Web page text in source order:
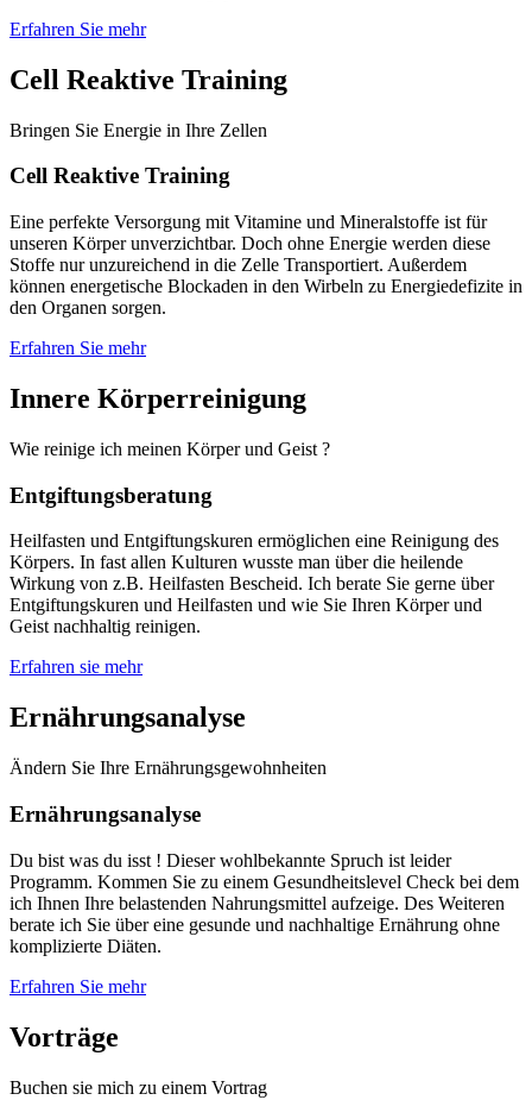
Erfahren Sie mehr
Cell Reaktive Training
Bringen Sie Energie in Ihre Zellen
Cell Reaktive Training
Eine perfekte Versorgung mit Vitamine und Mineralstoffe ist für
unseren Körper unverzichtbar. Doch ohne Energie werden diese
Stoffe nur unzureichend in die Zelle Transportiert. Außerdem
können energetische Blockaden in den Wirbeln zu Energiedefizite in
den Organen sorgen.
Erfahren Sie mehr
Innere Körperreinigung
Wie reinige ich meinen Körper und Geist ?
Entgiftungsberatung
Heilfasten und Entgiftungskuren ermöglichen eine Reinigung des
Körpers. In fast allen Kulturen wusste man über die heilende
Wirkung von z.B. Heilfasten Bescheid. Ich berate Sie gerne über
Entgiftungskuren und Heilfasten und wie Sie Ihren Körper und
Geist nachhaltig reinigen.
Erfahren sie mehr
Ernährungsanalyse
Ändern Sie Ihre Ernährungsgewohnheiten
Ernährungsanalyse
Du bist was du isst ! Dieser wohlbekannte Spruch ist leider
Programm. Kommen Sie zu einem Gesundheitslevel Check bei dem
ich Ihnen Ihre belastenden Nahrungsmittel aufzeige. Des Weiteren
berate ich Sie über eine gesunde und nachhaltige Ernährung ohne
komplizierte Diäten.
Erfahren Sie mehr
Vorträge
Buchen sie mich zu einem Vortrag